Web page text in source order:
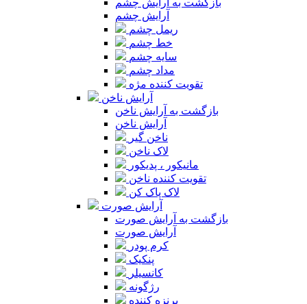
آرایش چشم
ریمل چشم
خط چشم
سایه چشم
مداد چشم
تقویت کننده مژه
آرایش ناخن
بازگشت به آرایش ناخن
آرایش ناخن
ناخن گیر
لاک ناخن
مانیکور ، پدیکور
تقویت کننده ناخن
لاک پاک کن
آرایش صورت
بازگشت به آرایش صورت
آرایش صورت
کرم پودر
پنکیک
کانسیلر
رژگونه
برنزه کننده